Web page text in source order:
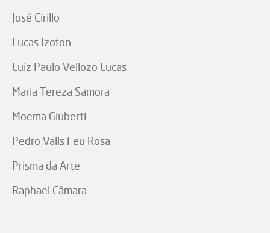
José Cirillo
Lucas Izoton
Luiz Paulo Vellozo Lucas
Maria Tereza Samora
Moema Giuberti
Pedro Valls Feu Rosa
Prisma da Arte
Raphael Câmara